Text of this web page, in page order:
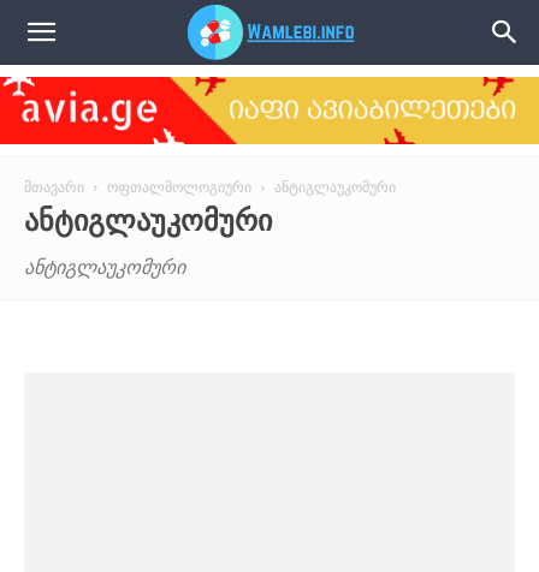
წამლები
მთავარი ოფთალმოლოგიური ანტიგლაუკომური
ᲐᲜᲢᲘᲒᲚᲐᲣᲙᲝᲛᲣᲠᲘ
ანტიგლაუკომური